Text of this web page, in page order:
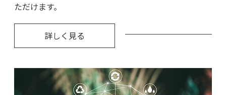
ただけます。
詳しく見る